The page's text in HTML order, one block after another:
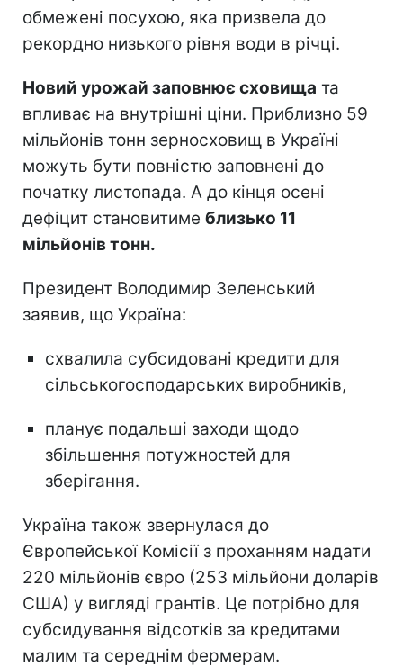
обмежені посухою, яка призвела до
рекордно низького рівня води в річці.
Новий урожай заповнює сховища та
впливає на внутрішні ціни. Приблизно 59
мільйонів тонн зерносховищ в Україні
можуть бути повністю заповнені до
початку листопада. А до кінця осені
дефіцит становитиме близько 11
мільйонів тонн.
Президент Володимир Зеленський
заявив, що Україна:
схвалила субсидовані кредити для
сільськогосподарських виробників,
планує подальші заходи щодо
збільшення потужностей для
зберігання.
Україна також звернулася до
Європейської Комісії з проханням надати
220 мільйонів євро (253 мільйони доларів
США) у вигляді грантів. Це потрібно для
субсидування відсотків за кредитами
малим та середнім фермерам.